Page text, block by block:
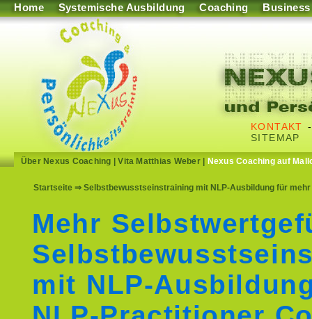
Home Systemische Ausbildung Coaching Business
KONTAKT
SITEMAP
Über Nexus Coaching |Vita Matthias Weber| Nexus Coaching auf
Startseite ⇒ Selbstbewusstseinstraining mit NLP-Ausbildung für
Mehr
mit NLP-